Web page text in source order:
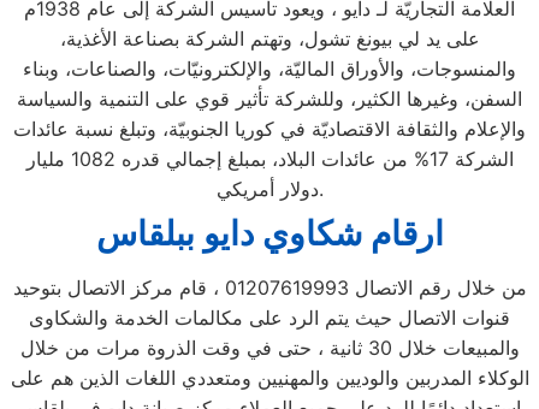
العلامة التجاريّة لـ دايو ، ويعود تأسيس الشركة إلى عام 1938م
على يد لي بيونغ تشول، وتهتم الشركة بصناعة الأغذية،
والمنسوجات، والأوراق الماليّة، والإلكترونيّات، والصناعات، وبناء
السفن، وغيرها الكثير، وللشركة تأثير قوي على التنمية والسياسة
والإعلام والثقافة الاقتصاديّة في كوريا الجنوبيّة، وتبلغ نسبة عائدات
الشركة 17% من عائدات البلاد، بمبلغ إجمالي قدره 1082 مليار
دولار أمريكي.
ارقام شكاوي دايو ببلقاس
من خلال رقم الاتصال 01207619993 ، قام مركز الاتصال بتوحيد
قنوات الاتصال حيث يتم الرد على مكالمات الخدمة والشكاوى
والمبيعات خلال 30 ثانية ، حتى في وقت الذروة مرات من خلال
الوكلاء المدربين والوديين والمهنيين ومتعددي اللغات الذين هم على